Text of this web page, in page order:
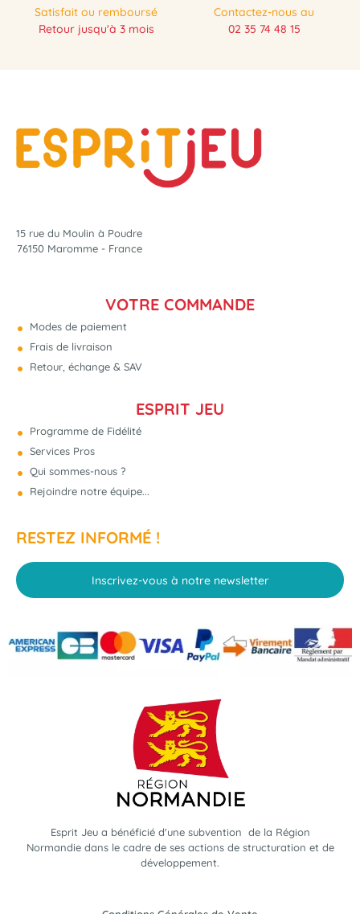
Satisfait ou remboursé
Retour jusqu'à 3 mois
Contactez-nous au
02 35 74 48 15
15 rue du Moulin à Poudre
76150 Maromme - France
VOTRE COMMANDE
Modes de paiement
Frais de livraison
Retour, échange & SAV
ESPRIT JEU
Programme de Fidélité
Services Pros
Qui sommes-nous ?
Rejoindre notre équipe...
RESTEZ INFORMÉ !
Inscrivez-vous à notre newsletter
Esprit Jeu a bénéficié d'une subvention de la Région
Normandie dans le cadre de ses actions de structuration et de
développement.